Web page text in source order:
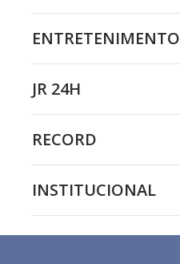
ENTRETENIMENTO
JR 24H
RECORD
INSTITUCIONAL